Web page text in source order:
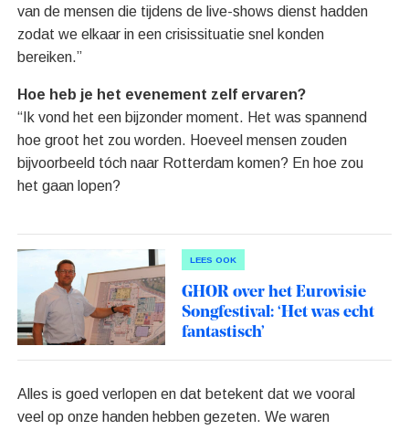
van de mensen die tijdens de live-shows dienst hadden
zodat we elkaar in een crisissituatie snel konden
bereiken.”
Hoe heb je het evenement zelf ervaren?
“Ik vond het een bijzonder moment. Het was spannend
hoe groot het zou worden. Hoeveel mensen zouden
bijvoorbeeld tóch naar Rotterdam komen? En hoe zou
het gaan lopen?
LEES OOK
GHOR over het Eurovisie
Songfestival: ‘Het was echt
fantastisch’
Alles is goed verlopen en dat betekent dat we vooral
veel op onze handen hebben gezeten. We waren